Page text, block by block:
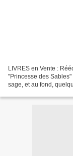
LIVRES en Vente :
"Princesse des
sage, et au fond,